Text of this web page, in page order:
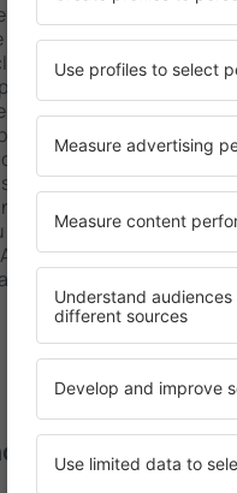
disponibile în
cazare potrivită
cu standarde ȋnalte
mici? Cu ajutorul
pentru orice
hotel, verificați
în Deudesfeld
populare, cât și puțin
disponibile pentru o
noapte atunci când
hotelul care vi se
pentru o vacanţă sau
în Deudesfeld?